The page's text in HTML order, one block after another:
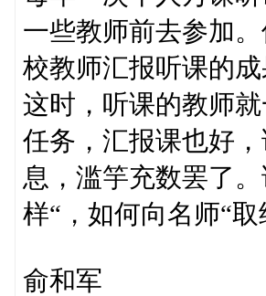
一些教师前去参加
校教师汇报听课的
这时，听课的教师
任务，汇报课也好
息，滥竽充数罢了
样“，如何向名师“
俞和军